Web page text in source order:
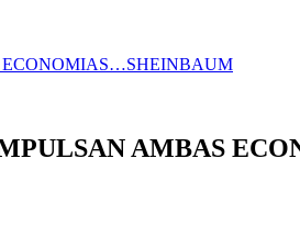
ECONOMIAS…SHEINBAUM
AMBAS